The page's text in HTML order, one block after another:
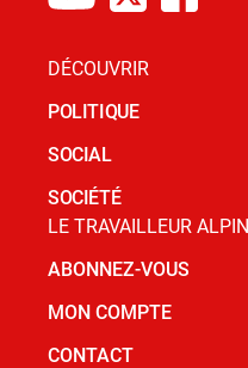
DÉCOUVRIR
POLITIQUE
SOCIAL
SOCIÉTÉ
LE TRAVAILLEUR ALPIN
ABONNEZ-VOUS
MON COMPTE
CONTACT